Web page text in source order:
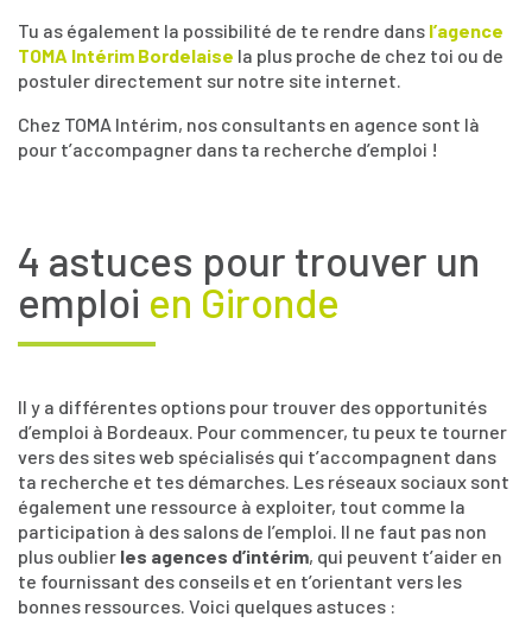
Tu as également la possibilité de te rendre dans l’agence
TOMA Intérim Bordelaise la plus proche de chez toi ou de
postuler directement sur notre site internet.
Chez TOMA Intérim, nos consultants en agence sont là
pour t’accompagner dans ta recherche d’emploi !
4 astuces pour trouver un
emploi en Gironde
Il y a différentes options pour trouver des opportunités
d’emploi à Bordeaux. Pour commencer, tu peux te tourner
vers des sites web spécialisés qui t’accompagnent dans
ta recherche et tes démarches. Les réseaux sociaux sont
également une ressource à exploiter, tout comme la
participation à des salons de l’emploi. Il ne faut pas non
plus oublier les agences d’intérim, qui peuvent t’aider en
te fournissant des conseils et en t’orientant vers les
bonnes ressources. Voici quelques astuces :